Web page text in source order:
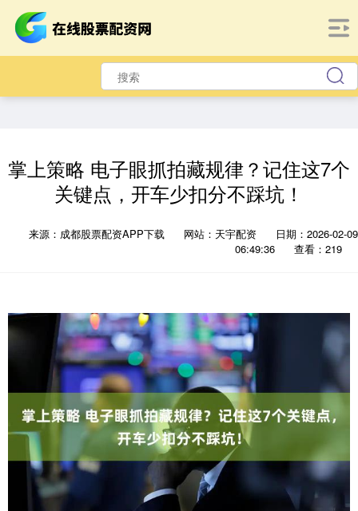
掌上策略 电子眼抓拍藏规律？记住这7个
关键点，开车少扣分不踩坑！
来源：成都股票配资APP下载 网站：天宇配资
日期：2026-02-09
06:49:36
查看：219